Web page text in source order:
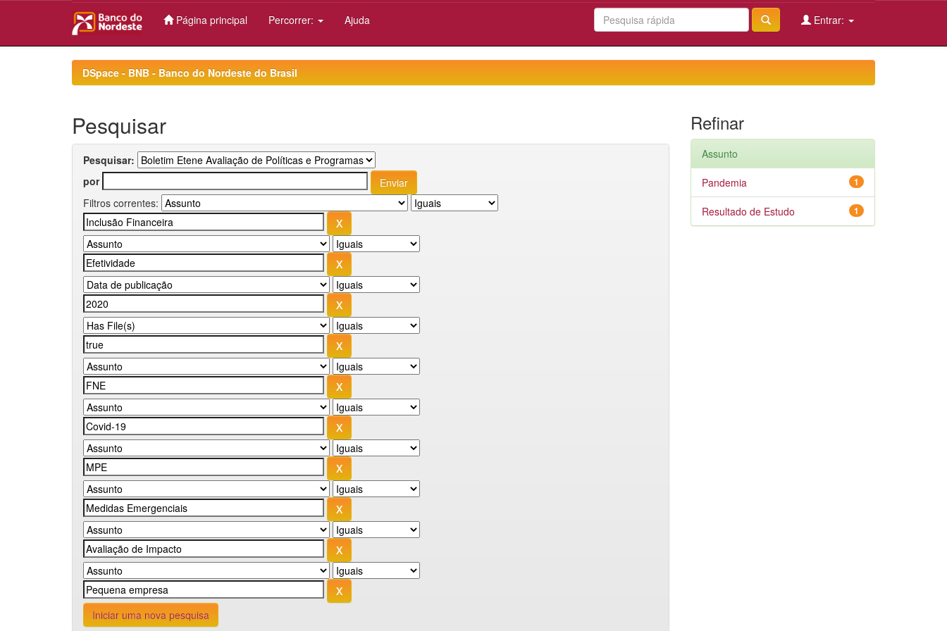
Página principal Percorrer: Ajuda Entrar:
DSpace - BNB - Banco do Nordeste do Brasil
Pesquisar
Pesquisar:
por
Filtros correntes:
Iniciar uma nova pesquisa
Refinar
Assunto
1
Pandemia
1
Resultado de Estudo